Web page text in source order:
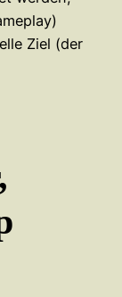
Ziel (der